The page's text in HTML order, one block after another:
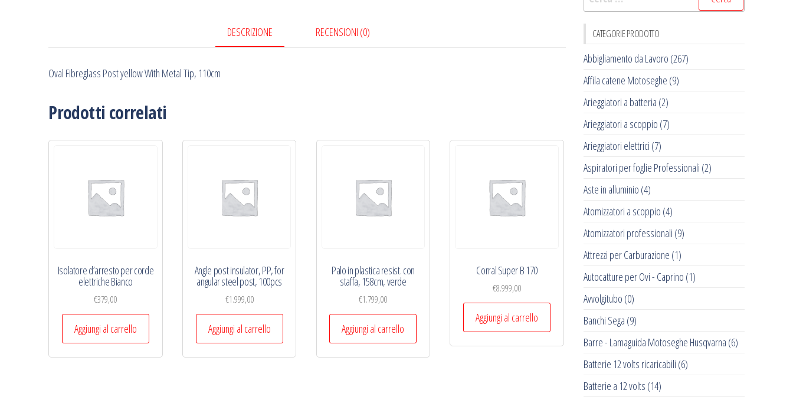
DESCRIZIONE RECENSIONI (0)
Oval Fibreglass Post yellow With Metal Tip, 110cm
Prodotti correlati
Isolatore d’arresto per corde
elettriche Bianco
€379,00
Aggiungi al carrello
Angle post insulator, PP, for
angular steel post, 100pcs
€1.999,00
Aggiungi al carrello
Palo in plastica resist. con
staffa, 158cm, verde
€1.799,00
Aggiungi al carrello
Corral Super B 170
€8.999,00
Aggiungi al carrello
per:
CATEGORIE PRODOTTO
Abbigliamento da Lavoro (267)
Affila catene Motoseghe (9)
Arieggiatori a batteria (2)
Arieggiatori a scoppio (7)
Arieggiatori elettrici (7)
Aspiratori per foglie Professionali (2)
Aste in alluminio (4)
Atomizzatori a scoppio (4)
Atomizzatori professionali (9)
Attrezzi per Carburazione (1)
Autocatture per Ovi - Caprino (1)
Avvolgitubo (0)
Banchi Sega (9)
Barre - Lamaguida Motoseghe Husqvarna (6)
Batterie 12 volts ricaricabili (6)
Batterie a 12 volts (14)